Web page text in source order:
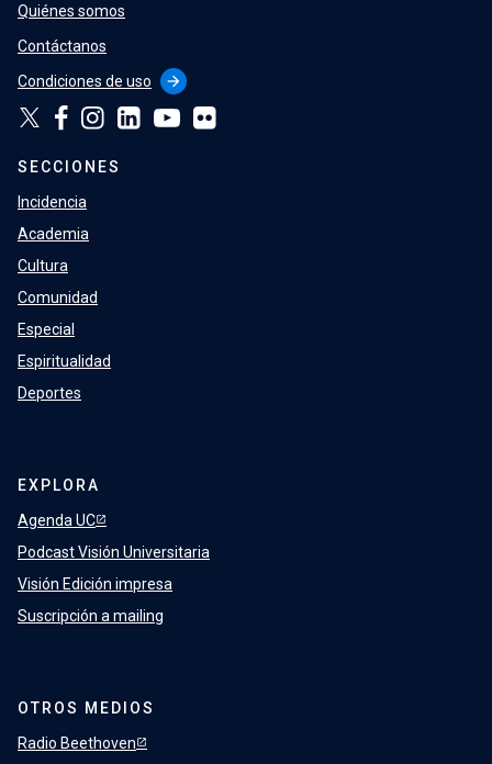
Quiénes somos
Contáctanos
Condiciones de uso
arrow_forward
SECCIONES
Incidencia
Academia
Cultura
Comunidad
Especial
Espiritualidad
Deportes
EXPLORA
Agenda UC
Podcast Visión Universitaria
Visión Edición impresa
Suscripción a mailing
OTROS MEDIOS
Radio Beethoven